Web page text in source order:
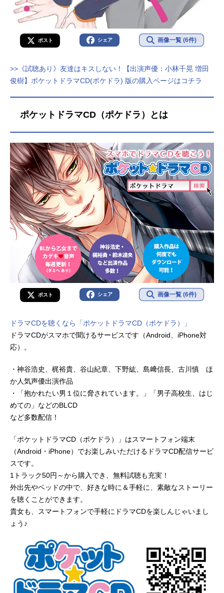
ポスト シェア 画像一覧 (6件)
>>《試聴あり》友達はキスしない！【出演声優：小林千晃 増田
俊樹】ポケットドラマCD(ポケドラ) 版の購入ページはコチラ
ポケットドラマCD（ポケドラ）とは
ポスト シェア 画像一覧 (6件)
ドラマCDを聴くなら「ポケットドラマCD（ポケドラ）」
ドラマCDがスマホで聞けるサービスです（Android、iPhone対
応）。
・神谷浩史、梶裕貴、谷山紀章、下野紘、島﨑信長、古川慎 ほ
か人気声優出演作品
・「抱かれたい男１位に脅されています。」「男子高校生、はじ
めての」などのBLCD
など多数配信！
「ポケットドラマCD（ポケドラ）」はスマートフォン端末
（Android・iPhone）でお楽しみいただけるドラマCD配信サービ
スです。
1トラック50円～から購入でき、無料試聴も充実！
外出先やベッドの中で、好きな時に＆手軽に、素敵なストーリー
を聴くことができます。
貴女も、スマートフォンで手軽にドラマCDを楽しんじゃいまし
ょう♪